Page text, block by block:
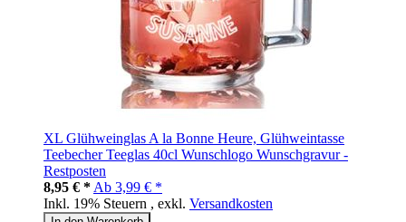
XL Glühweinglas A la Bonne Heure, Glühweintasse
Teebecher Teeglas 40cl Wunschlogo Wunschgravur -
Restposten
8,95 € * Ab 3,99 € *
Inkl. 19% Steuern , exkl. Versandkosten